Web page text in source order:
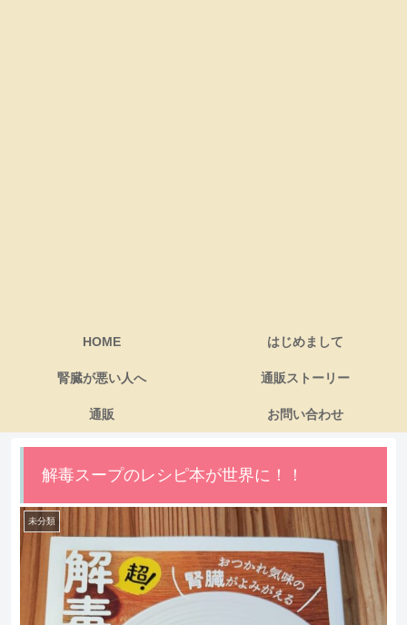
HOME はじめまして
腎臓が悪い人へ 通販ストーリー
通販 お問い合わせ
解毒スープのレシピ本が世界に！！
未分類